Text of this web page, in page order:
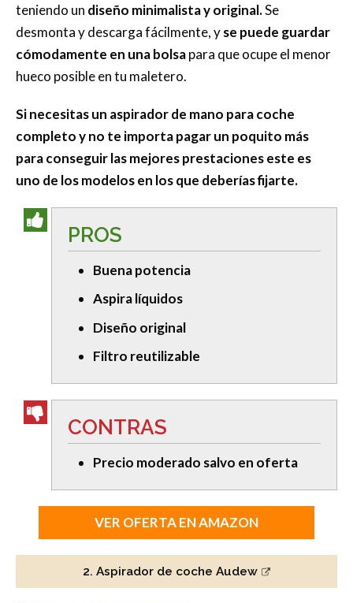
teniendo un diseño minimalista y original.Se
desmonta y descarga fácilmente, yse puede guardar
cómodamente en una bolsapara que ocupe el menor
hueco posible en tu maletero.
Si necesitas un aspirador de mano para coche
completo y no te importa pagar un poquito más
para conseguir las mejores prestaciones este es
uno de los modelos en los que deberías fijarte.
PROS
Buena potencia
Aspira líquidos
Diseño original
Filtro reutilizable
CONTRAS
Precio moderado salvo en oferta
VER OFERTA EN AMAZON
2. Aspirador de coche Audew